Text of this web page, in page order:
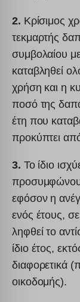
2. Κρίσιμος
τεκμαρτής
συμβολαίου
καταβληθεί
χρήση και η
ποσό της
έτη που
προκύπτει
3. Το ίδιο
προσυμφώνου
εφόσον η
ενός έτους,
ληφθεί το
ίδιο έτος,
διαφορετικά
οικοδομής).